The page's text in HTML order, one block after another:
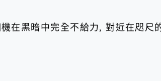
在黑暗中完全不給力, 對近在咫尺